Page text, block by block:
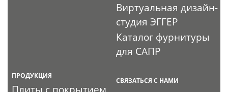
Виртуальная дизайн-
студия ЭГГЕР
Каталог фурнитуры
для САПР
ПРОДУКЦИЯ
Плиты с покрытием
СВЯЗАТЬСЯ С НАМИ